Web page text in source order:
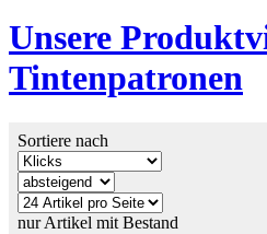
Unsere
Tintenpatronen
Sortiere nach
nur Artikel mit Bestand